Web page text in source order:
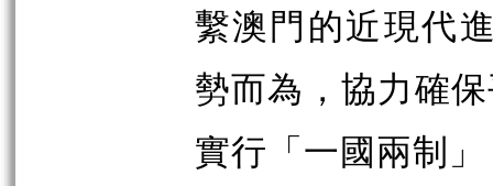
繫澳門的近現代
勢而為，協力確
實行「一國兩制